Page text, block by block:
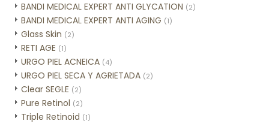
BANDI MEDICAL EXPERT ANTI GLYCATION (2)
BANDI MEDICAL EXPERT ANTI AGING (1)
Glass Skin (2)
RETI AGE (1)
URGO PIEL ACNEICA (4)
URGO PIEL SECA Y AGRIETADA (2)
Clear SEGLE (2)
Pure Retinol (2)
Triple Retinoid (1)